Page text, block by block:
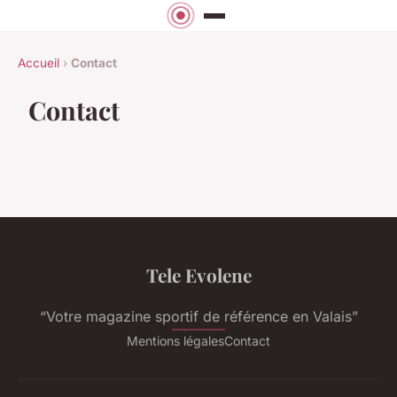
Accueil › Contact
Contact
Tele Evolene
“Votre magazine sportif de référence en Valais”
Mentions légalesContact